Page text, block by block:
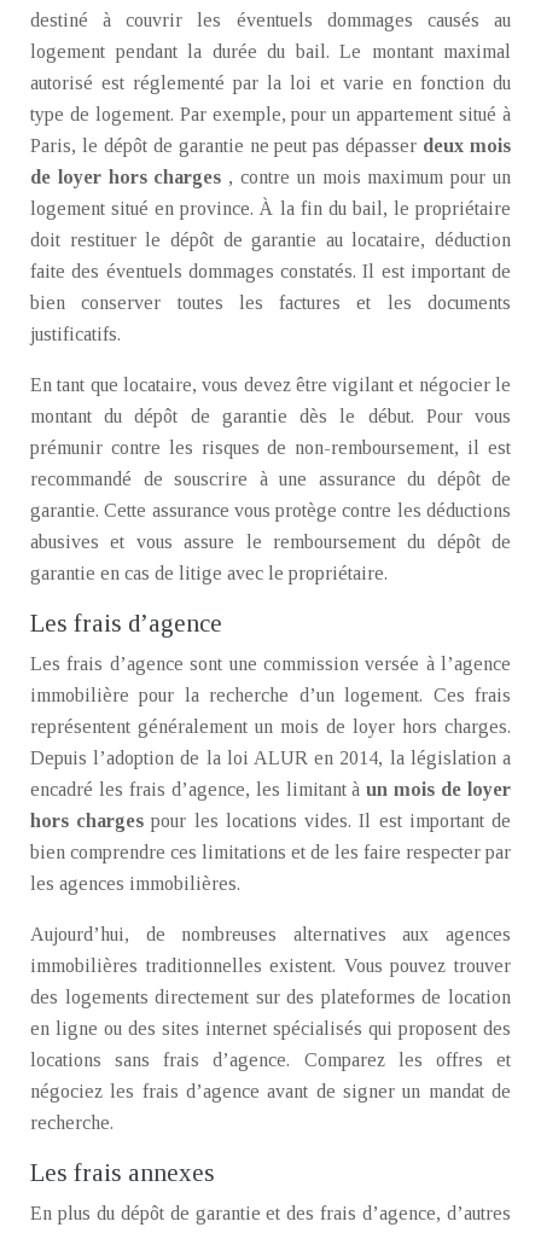
destiné à couvrir les éventuels dommages causés au
logement pendant la durée du bail. Le montant maximal
autorisé est réglementé par la loi et varie en fonction du
type de logement. Par exemple, pour un appartement situé à
Paris, le dépôt de garantie ne peut pas dépasser deux mois
de loyer hors charges , contre un mois maximum pour un
logement situé en province. À la fin du bail, le propriétaire
doit restituer le dépôt de garantie au locataire, déduction
faite des éventuels dommages constatés. Il est important de
bien conserver toutes les factures et les documents
justificatifs.
En tant que locataire, vous devez être vigilant et négocier le
montant du dépôt de garantie dès le début. Pour vous
prémunir contre les risques de non-remboursement, il est
recommandé de souscrire à une assurance du dépôt de
garantie. Cette assurance vous protège contre les déductions
abusives et vous assure le remboursement du dépôt de
garantie en cas de litige avec le propriétaire.
Les frais d’agence
Les frais d’agence sont une commission versée à l’agence
immobilière pour la recherche d’un logement. Ces frais
représentent généralement un mois de loyer hors charges.
Depuis l’adoption de la loi ALUR en 2014, la législation a
encadré les frais d’agence, les limitant àun mois de loyer
hors chargespour les locations vides. Il est important de
bien comprendre ces limitations et de les faire respecter par
les agences immobilières.
Aujourd’hui, de nombreuses alternatives aux agences
immobilières traditionnelles existent. Vous pouvez trouver
des logements directement sur des plateformes de location
en ligne ou des sites internet spécialisés qui proposent des
locations sans frais d’agence. Comparez les offres et
négociez les frais d’agence avant de signer un mandat de
recherche.
Les frais annexes
En plus du dépôt de garantie et des frais d’agence, d’autres